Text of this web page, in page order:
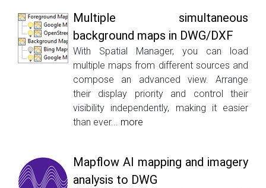
Multiple simultaneous
background maps in DWG/DXF
With Spatial Manager, you can load
multiple maps from different sources and
compose an advanced view. Arrange
their display priority and control their
visibility independently, making it easier
than ever... more
Mapflow AI mapping and imagery
analysis to DWG